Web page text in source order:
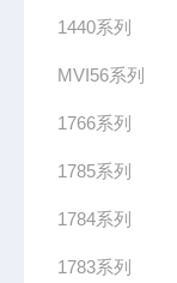
1440系列
MVI56系列
1766系列
1785系列
1784系列
1783系列